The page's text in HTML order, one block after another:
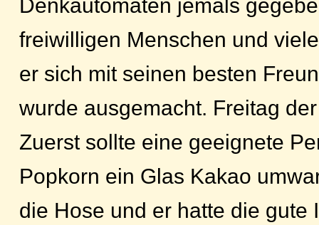
Denkautomaten jemals
freiwilligen Menschen und
er sich mit seinen besten
wurde ausgemacht. Freitag
Zuerst sollte eine geeignete
Popkorn ein Glas Kakao
die Hose und er hatte die gute